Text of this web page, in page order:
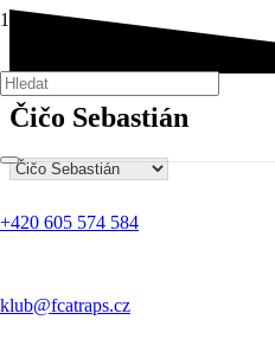
+420 605 574 584
klub@fcatraps.cz
Čičo Sebastián